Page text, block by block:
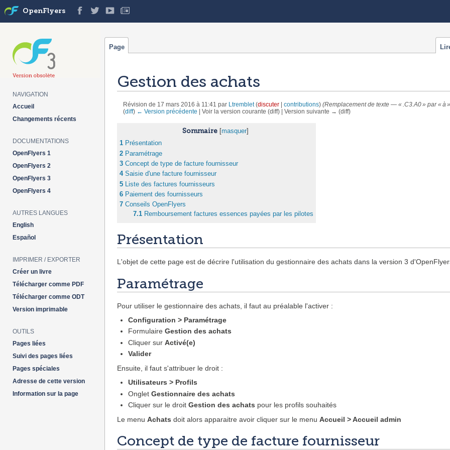
Gestion des achats
Révision de 17 mars 2016 à 11:41 par Ltremblet (discuter| contributions) (Remplacement de texte — « .C3.A0 » par « à
(diff) ← Version précédente | Voir la version courante (diff) | Version suivante → (diff)
Sommaire masquer
1 Présentation
2 Paramétrage
3 Concept de type de facture fournisseur
4 Saisie d'une facture fournisseur
5
Liste des factures fournisseurs
6 Paiement des fournisseurs
7 Conseils OpenFlyers
7.1 Remboursement factures essences payées par les pilotes
Présentation
L'objet de cette page est de décrire l'utilisation du gestionnaire des achats dans la version 3
Paramétrage
Pour utiliser le gestionnaire des achats, il faut au préalable l'activer :
Configuration > Paramétrage
FormulaireGestion des achats
Cliquer surActivé(e)
Valider
Ensuite, il faut s'attribuer le droit :
Utilisateurs > Profils
OngletGestionnaire des achats
Cliquer sur le droitGestion des achats pour les profils souhaités
Le menu Achats doit alors apparaitre avoir cliquer sur le menu Accueil > Accueil admin
Concept de type de facture fournisseur
Page
OpenFlyers
NAVIGATION
Accueil
Changements récents
DOCUMENTATIONS
OpenFlyers 1
OpenFlyers 2
OpenFlyers 3
OpenFlyers 4
AUTRES LANGUES
English
Español
IMPRIMER / EXPORTER
Créer un livre
Télécharger comme PDF
Télécharger comme ODT
Version imprimable
OUTILS
Pages liées
Suivi des pages liées
Pages spéciales
Adresse de cette version
Information sur la page